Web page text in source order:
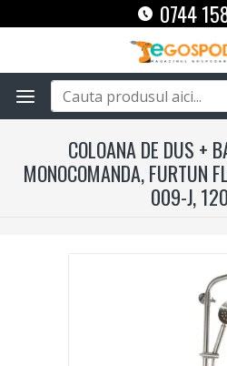
0744
COLOANA DE DUS +
MONOCOMANDA, FURTUN
009-J,